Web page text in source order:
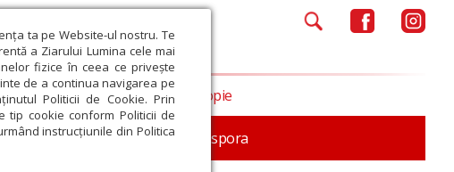
ta pe Website-ul nostru. Te
a Ziarului Lumina cele mai
fizice în ceea ce privește
de a continua navigarea pe
Politicii de Cookie. Prin
tip cookie conform Politicii de
instrucțiunile din Politica
In memoriam Diaspora
Opinii Filantropie